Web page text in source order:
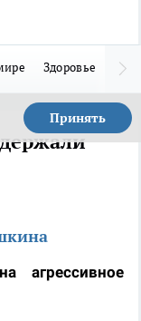
Здоровье
Принять
агрессивное